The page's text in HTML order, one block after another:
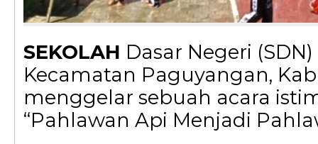
SEKOLAH Dasar Negeri (SDN)
Kecamatan Paguyangan,
menggelar sebuah acara
“Pahlawan Api Menjadi